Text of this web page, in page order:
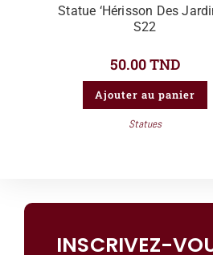
Statue ‘Hérisson Des
S22
50.00TND
Ajouter au panier
Statues
INSCRIVEZ-